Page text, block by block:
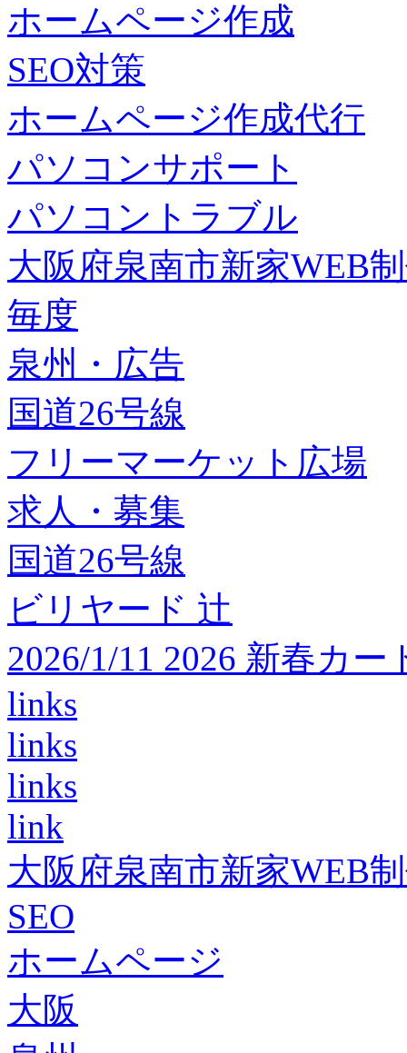
ホームページ作成
SEO対策
ホームページ作成代行
パソコンサポート
パソコントラブル
大阪府泉南市新家WEB
毎度
泉州・広告
国道26号線
フリーマーケット広場
求人・募集
国道26号線
ビリヤード 辻
2026/1/11 2026 新春カ
links
links
links
link
大阪府泉南市新家WEB
SEO
ホームページ
大阪